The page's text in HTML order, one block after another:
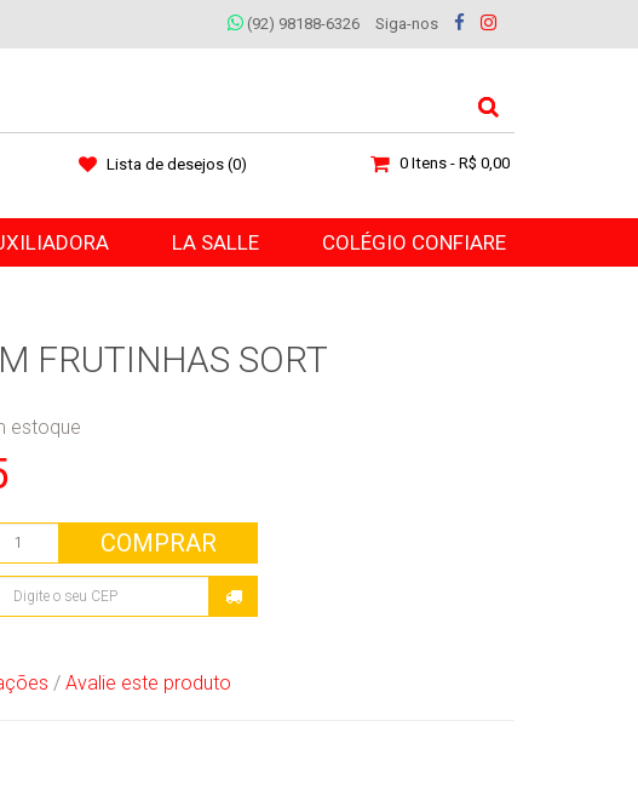
(92) 98188-6326 Siga-nos
Lista de desejos (0) 0 Itens - R$ 0,00
LA SALLE COLÉGIO CONFIARE
FRUTINHAS SORT
estoque
COMPRAR
/ Avalie este produto